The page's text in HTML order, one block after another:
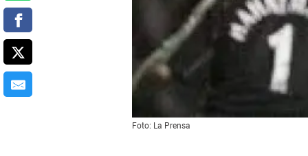
Foto: La Prensa